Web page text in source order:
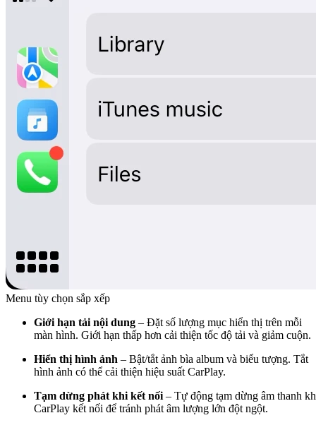
Menu tùy chọn sắp xếp
Giới hạn tải nội dung – Đặt số lượng mục hiển thị trên mỗi
màn hình. Giới hạn thấp hơn cải thiện tốc độ tải và giảm cuộn.
Hiển thị hình ảnh – Bật/tắt ảnh bìa album và biểu tượng. Tắt
hình ảnh có thể cải thiện hiệu suất CarPlay.
Tạm dừng phát khi kết nối – Tự động tạm dừng âm thanh
CarPlay kết nối để tránh phát âm lượng lớn đột ngột.